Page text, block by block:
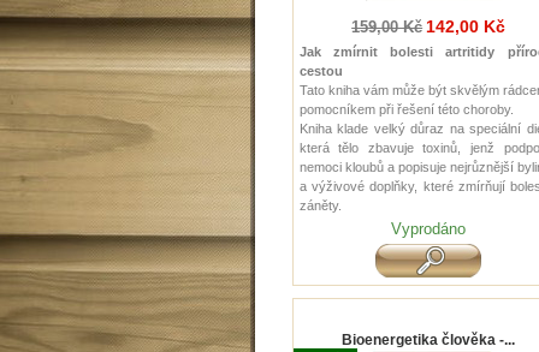
159,00 Kč 142,00 Kč
Jak zmírnit bolesti artritidy
cestou
Tato kniha vám může být skvělým
pomocníkem při řešení této choroby.
Kniha klade velký důraz na speciální
která tělo zbavuje toxinů, jenž
nemoci kloubů a popisuje nejrůznější
a výživové doplňky, které zmírňují
záněty.
Vyprodáno
Bioenergetika člověka -...